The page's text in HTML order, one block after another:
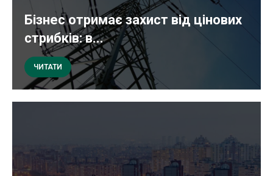
Бізнес отримає захист від цінових
стрибків: в...
ЧИТАТИ